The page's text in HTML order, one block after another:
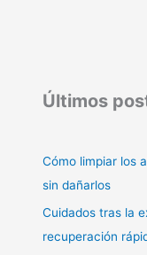
Últimos
Cómo limpiar los
sin dañarlos
Cuidados tras la
recuperación